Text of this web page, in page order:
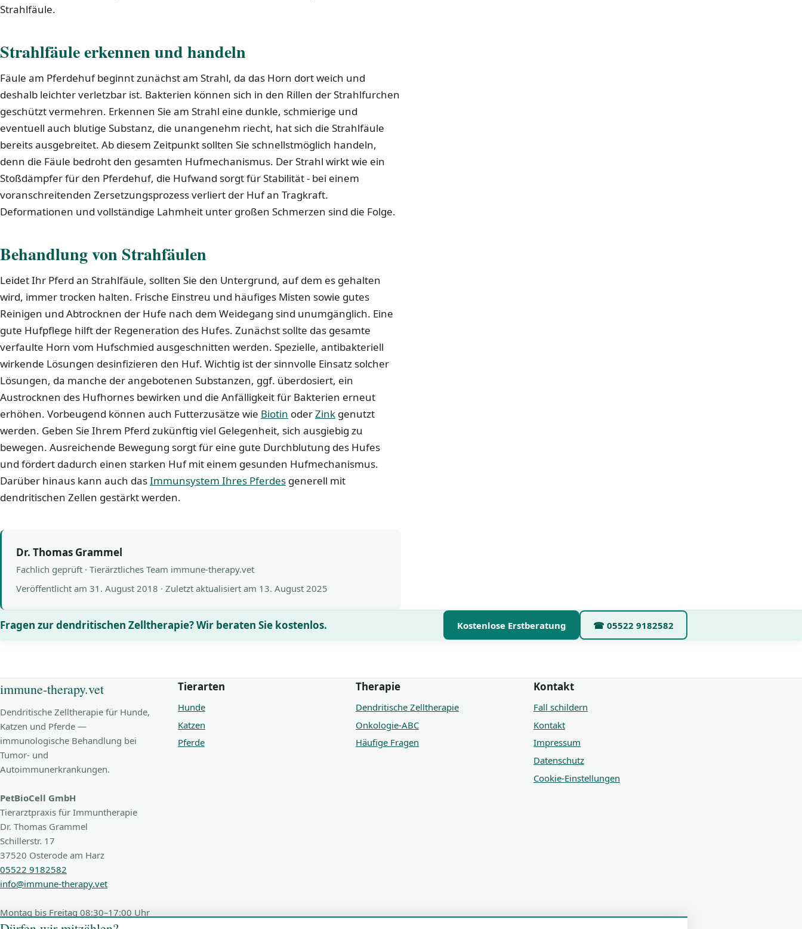
Strahlfäule.
Strahlfäule erkennen und handeln
Fäule am Pferdehuf beginnt zunächst am Strahl, da das Horn dort weich und
deshalb leichter verletzbar ist. Bakterien können sich in den Rillen der Strahlfurchen
geschützt vermehren. Erkennen Sie am Strahl eine dunkle, schmierige und
eventuell auch blutige Substanz, die unangenehm riecht, hat sich die Strahlfäule
bereits ausgebreitet. Ab diesem Zeitpunkt sollten Sie schnellstmöglich handeln,
denn die Fäule bedroht den gesamten Hufmechanismus. Der Strahl wirkt wie ein
Stoßdämpfer für den Pferdehuf, die Hufwand sorgt für Stabilität - bei einem
voranschreitenden Zersetzungsprozess verliert der Huf an Tragkraft.
Deformationen und vollständige Lahmheit unter großen Schmerzen sind die Folge.
Behandlung von Strahfäulen
Leidet Ihr Pferd an Strahlfäule, sollten Sie den Untergrund, auf dem es gehalten
wird, immer trocken halten. Frische Einstreu und häufiges Misten sowie gutes
Reinigen und Abtrocknen der Hufe nach dem Weidegang sind unumgänglich. Eine
gute Hufpflege hilft der Regeneration des Hufes. Zunächst sollte das gesamte
verfaulte Horn vom Hufschmied ausgeschnitten werden. Spezielle, antibakteriell
wirkende Lösungen desinfizieren den Huf. Wichtig ist der sinnvolle Einsatz solcher
Lösungen, da manche der angebotenen Substanzen, ggf. überdosiert, ein
Austrocknen des Hufhornes bewirken und die Anfälligkeit für Bakterien erneut
erhöhen. Vorbeugend können auch Futterzusätze wie Biotin oderZink genutzt
werden. Geben Sie Ihrem Pferd zukünftig viel Gelegenheit, sich ausgiebig zu
bewegen. Ausreichende Bewegung sorgt für eine gute Durchblutung des Hufes
und fördert dadurch einen starken Huf mit einem gesunden Hufmechanismus.
Darüber hinaus kann auch dasImmunsystem Ihres Pferdes generell mit
dendritischen Zellen gestärkt werden.
Dr. Thomas Grammel
Fachlich geprüft · Tierärztliches Team immune-therapy.vet
Veröffentlicht am 31. August 2018 · Zuletzt aktualisiert am 13. August 2025
Fragen zur dendritischen Zelltherapie? Wir beraten Sie kostenlos. Kostenlose Erstberatung ☎ 05522 9182582
immune-therapy.vet
Dendritische Zelltherapie für Hunde,
Katzen und Pferde —
immunologische Behandlung bei
Tumor- und
Autoimmunerkrankungen.
PetBioCell GmbH
Tierarztpraxis für Immuntherapie
Dr. Thomas Grammel
Schillerstr. 17
37520 Osterode am Harz
05522 9182582
info@immune-therapy.vet
Montag bis Freitag 08:30–17:00 Uhr
Tierarten
Hunde
Katzen
Pferde
Therapie
Dendritische Zelltherapie
Onkologie-ABC
Häufige Fragen
Kontakt
Fall schildern
Kontakt
Impressum
Datenschutz
Cookie-Einstellungen